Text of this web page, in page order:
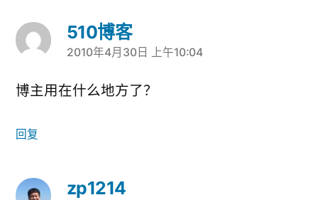
510博客
说：
2010年4月30日 上午10:04
博主用在什么地方了？
回复
zp1214